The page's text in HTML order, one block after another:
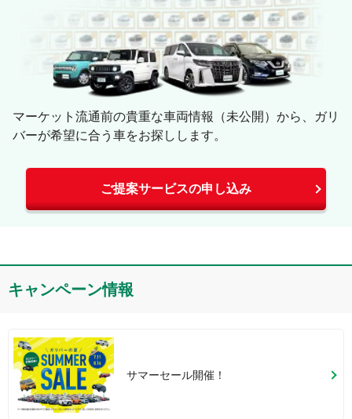
マーケット流通前の貴重な車両情報（未公開）から、ガリ
バーが希望に合う車をお探しします。
ご提案サービスの申し込み
キャンペーン情報
サマーセール開催！